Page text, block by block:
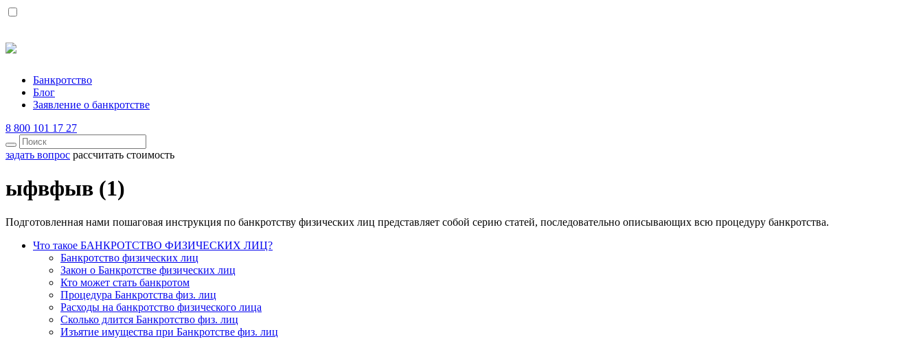
Банкротство
Блог
Заявление о банкротстве
8 800 101 17 27
задать вопрос рассчитать стоимость
ыфвфыв (1)
Подготовленная нами пошаговая инструкция по банкротству физических лиц представляет собой серию статей, последовательно описывающих всю процедуру банкротства.
Что такое БАНКРОТСТВО ФИЗИЧЕСКИХ ЛИЦ?
Банкротство физических лиц
Закон о Банкротстве физических лиц
Кто может стать банкротом
Процедура Банкротства физ. лиц
Расходы на банкротство физического лица
Сколько длится Банкротство физ. лиц
Изъятие имущества при Банкротстве физ. лиц